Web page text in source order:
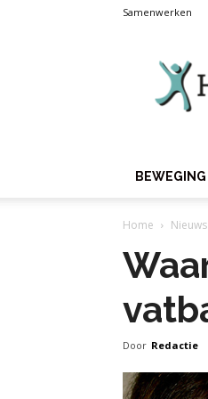
Samenwerken
BEWEGING
Home Nieuws
Door Redactie